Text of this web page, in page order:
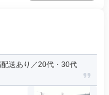
配送あり／20代・30代